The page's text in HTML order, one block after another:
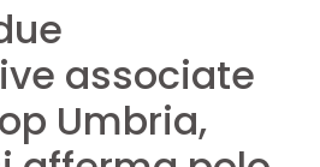
associate
Umbria,